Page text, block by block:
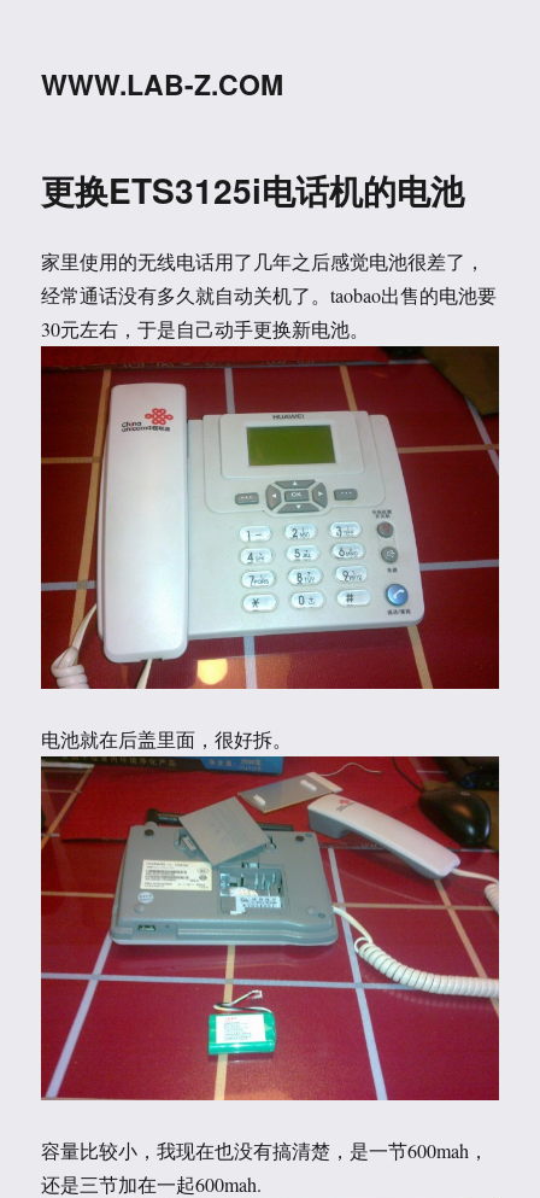
WWW.LAB-Z.COM
更换ETS3125i电话机的电池
家里使用的无线电话用了几年之后感觉电池很差了，
经常通话没有多久就自动关机了。taobao出售的电池要
30元左右，于是自己动手更换新电池。
电池就在后盖里面，很好拆。
容量比较小，我现在也没有搞清楚，是一节600mah，
还是三节加在一起600mah.